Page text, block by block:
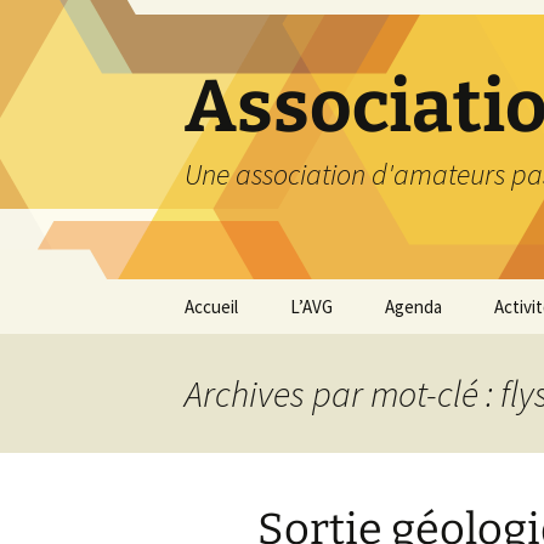
contenu
Une association d'amateurs
Accueil L’AVG
Nos coordonnées
Agenda
Archives par mot-clé :
Sortie